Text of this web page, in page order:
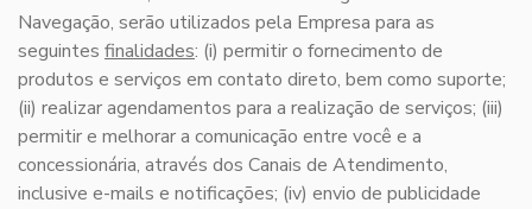
Navegação, serão utilizados pela Empresa para as
seguintes finalidades: (i) permitir o fornecimento de
produtos e serviços em contato direto, bem como suporte;
(ii) realizar agendamentos para a realização de serviços; (iii)
permitir e melhorar a comunicação entre você e a
concessionária, através dos Canais de Atendimento,
inclusive e-mails e notificações; (iv) envio de publicidade